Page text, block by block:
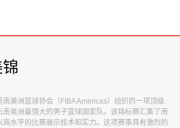
美洲篮球协会（FIBA Americas）组织的一项顶级
南美洲最强大的男子篮球国家队。该锦标赛汇集了南
水平的比赛展示技术和实力。这项赛事具有激烈的